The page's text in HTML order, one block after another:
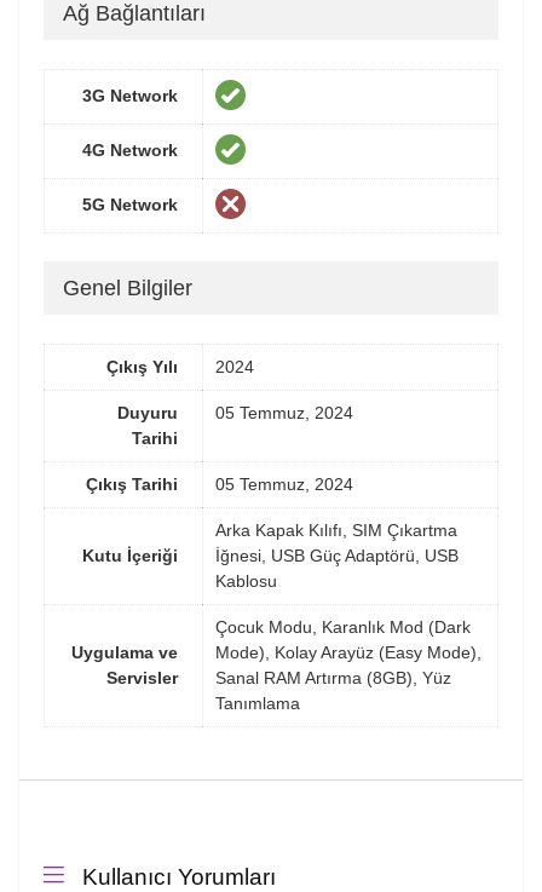
Ağ Bağlantıları
3G Network
4G Network
5G Network
Genel Bilgiler
Çıkış Yılı 2024
Duyuru
Tarihi
05 Temmuz, 2024
Çıkış Tarihi 05 Temmuz, 2024
Kutu İçeriği
Arka Kapak Kılıfı, SIM Çıkartma
İğnesi, USB Güç Adaptörü, USB
Kablosu
Uygulama ve
Servisler
Çocuk Modu, Karanlık Mod (Dark
Mode), Kolay Arayüz (Easy Mode),
Sanal RAM Artırma (8GB), Yüz
Tanımlama
Kullanıcı Yorumları